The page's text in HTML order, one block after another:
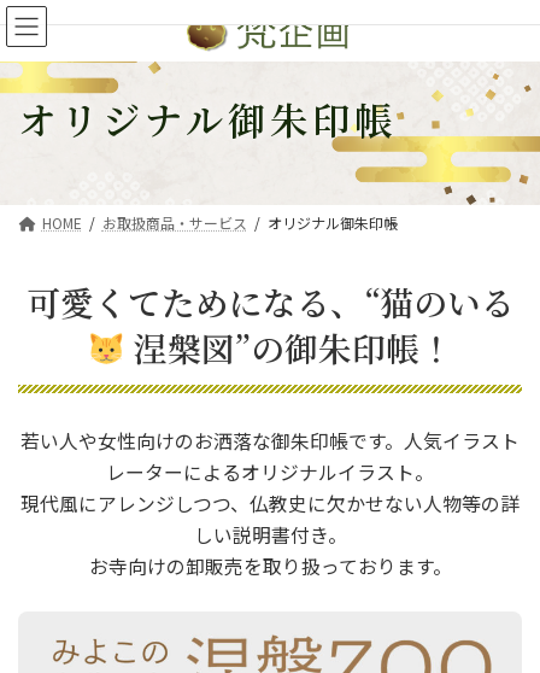
コ
ン
テ
ン
キ
ナ
ビ
ゲ
ー
に
オリジナル御朱印帳
HOME お取扱商品・サービス オリジナル御朱印帳
可愛くてためになる、“猫のいる
涅槃図”の御朱印帳！
若い人や女性向けのお洒落な御朱印帳です。人気イラスト
レーターによるオリジナルイラスト。
現代風にアレンジしつつ、仏教史に欠かせない人物等の詳
しい説明書付き。
お寺向けの卸販売を取り扱っております。